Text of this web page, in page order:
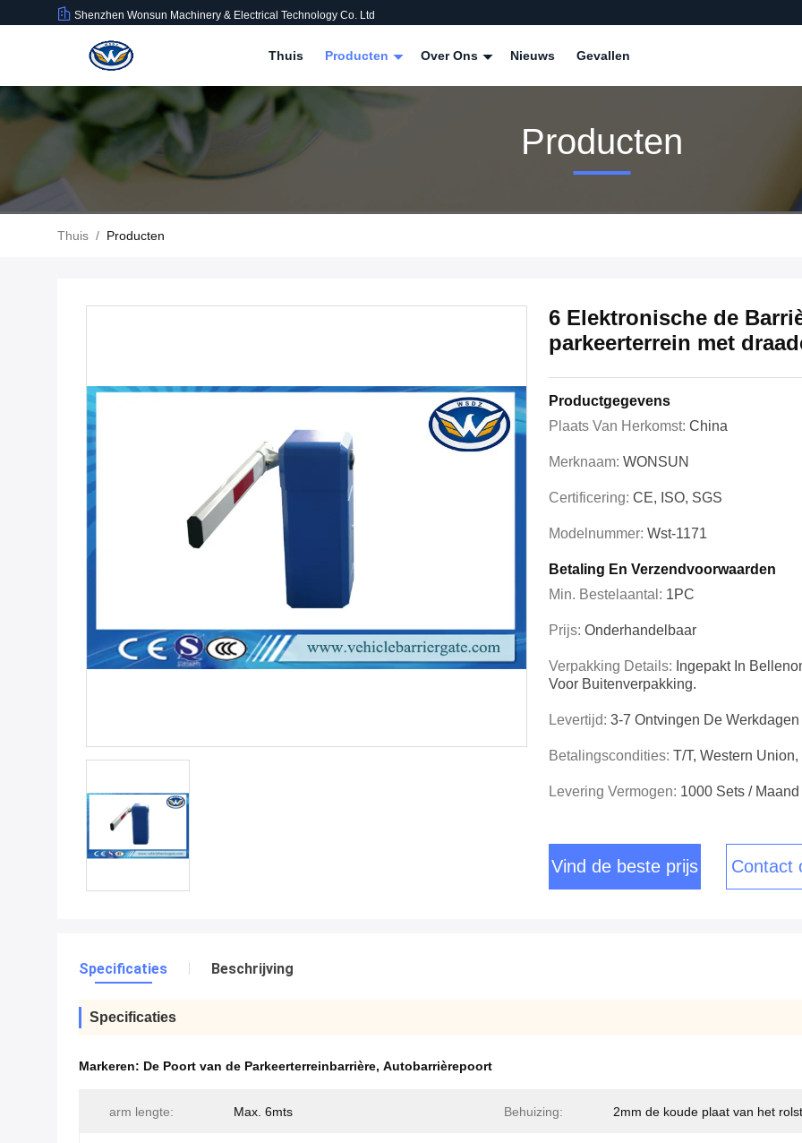
Shenzhen Wonsun Machinery & Electrical Technology Co. Ltd
Thuis Producten Over Ons Nieuws Gevallen
Producten
Thuis / Producten
6 Elektronische de
parkeerterrein met
Productgegevens
Plaats Van Herkomst: China
Merknaam: WONSUN
Certificering: CE, ISO, SGS
Modelnummer: Wst-1171
Betaling En Verzendvoorwaarden
Min. Bestelaantal: 1PC
Prijs: Onderhandelbaar
Verpakking Details: Ingepakt In
Voor Buitenverpakking.
Levertijd: 3-7 Ontvingen De
Betalingscondities: T/T, Western
Levering Vermogen: 1000 Sets / Maand
Vind de beste prijs Contact
Specificaties Beschrijving
Specificaties
Markeren: De Poort van de Parkeerterreinbarrière, Autobarrièrepoort
arm lengte: Max. 6mts Behuizing: 2mm de koude plaat van het